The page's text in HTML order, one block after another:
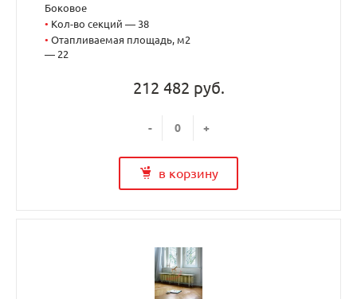
Боковое
• Кол-во секций — 38
• Отапливаемая площадь, м2
— 22
212 482 руб.
- +
в корзину